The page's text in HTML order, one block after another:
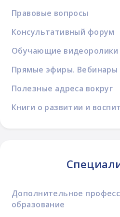
Правовые вопросы
Консультативный форум
Обучающие видеоролики
Прямые эфиры. Вебинары
Полезные адреса вокруг
Книги о развитии и
Дополнительное
образование